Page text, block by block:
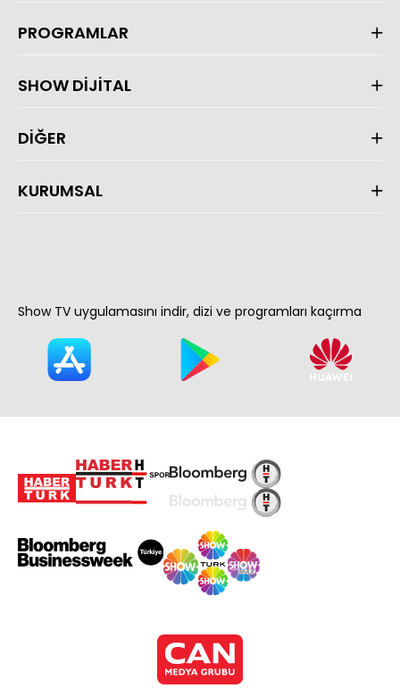
PROGRAMLAR
SHOW DİJİTAL
DİĞER
KURUMSAL
Show TV uygulamasını indir, dizi ve programları kaçırma